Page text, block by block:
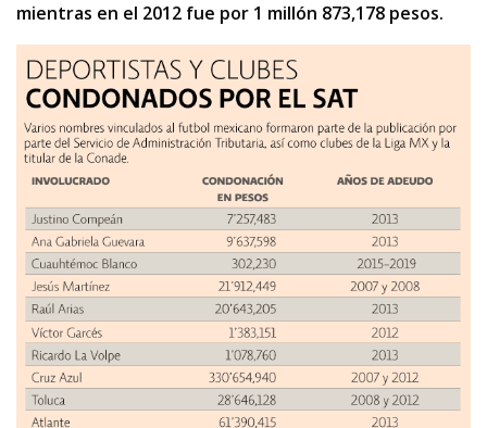
mientras en el 2012 fue por 1 millón 873,178 pesos.